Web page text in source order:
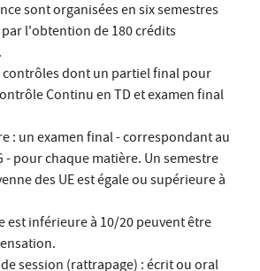
sont organisées en six semestres
l'obtention de 180 crédits
contrôles dont un partiel final pour
Continu en TD et examen final
: un examen final - correspondant au
- pour chaque matière. Un semestre
des UE est égale ou supérieure à
est inférieure à 10/20 peuvent être